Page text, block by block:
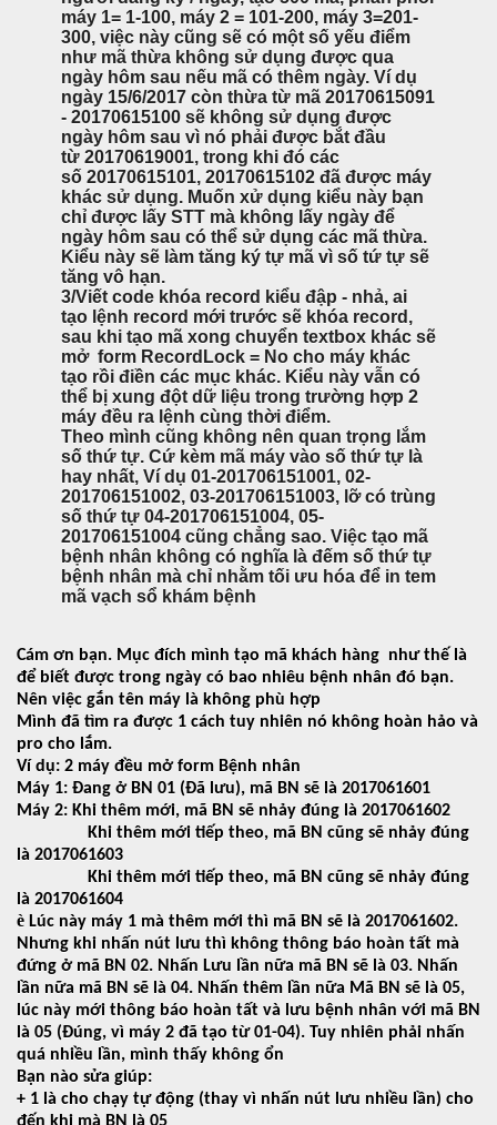
máy 1= 1-100, máy 2 = 101-200, máy 3=201-
300, việc này cũng sẽ có một số yếu điểm
như mã thừa không sử dụng được qua
ngày hôm sau nếu mã có thêm ngày. Ví dụ
ngày 15/6/2017 còn thừa từ mã 20170615091
- 20170615100 sẽ không sử dụng được
ngày hôm sau vì nó phải được bắt đầu
từ 20170619001, trong khi đó các
số 20170615101, 20170615102 đã được máy
khác sử dụng. Muốn xử dụng kiểu này bạn
chỉ được lấy STT mà không lấy ngày để
ngày hôm sau có thể sử dụng các mã thừa.
Kiểu này sẽ làm tăng ký tự mã vì số tứ tự sẽ
tăng vô hạn.
3/Viết code khóa record kiểu đập - nhả, ai
tạo lệnh record mới trước sẽ khóa record,
sau khi tạo mã xong chuyển textbox khác sẽ
mở form RecordLock = No cho máy khác
tạo rồi điền các mục khác. Kiểu này vẫn có
thể bị xung đột dữ liệu trong trường hợp 2
máy đều ra lệnh cùng thời điểm.
Theo mình cũng không nên quan trọng lắm
số thứ tự. Cứ kèm mã máy vào số thứ tự là
hay nhất, Ví dụ 01-201706151001, 02-
201706151002, 03-201706151003, lỡ có trùng
số thứ tự 04-201706151004, 05-
201706151004 cũng chẳng sao. Việc tạo mã
bệnh nhân không có nghĩa là đếm số thứ tự
bệnh nhân mà chỉ nhằm tối ưu hóa để in tem
mã vạch sổ khám bệnh
Cám ơn bạn. Mục đích mình tạo mã khách hàng như thế là
để biết được trong ngày có bao nhiêu bệnh nhân đó bạn.
Nên việc gắn tên máy là không phù hợp
Mình đã tìm ra được 1 cách tuy nhiên nó không hoàn hảo và
pro cho lắm.
Ví dụ: 2 máy đều mở form Bệnh nhân
Máy 1: Đang ở BN 01 (Đã lưu), mã BN sẽ là 2017061601
Máy 2: Khi thêm mới, mã BN sẽ nhảy đúng là 2017061602
Khi thêm mới tiếp theo, mã BN cũng sẽ nhảy đúng
là 2017061603
Khi thêm mới tiếp theo, mã BN cũng sẽ nhảy đúng
là 2017061604
è Lúc này máy 1 mà thêm mới thì mã BN sẽ là 2017061602.
Nhưng khi nhấn nút lưu thì không thông báo hoàn tất mà
đứng ở mã BN 02. Nhấn Lưu lần nữa mã BN sẽ là 03. Nhấn
lần nữa mã BN sẽ là 04. Nhấn thêm lần nữa Mã BN sẽ là 05,
lúc này mới thông báo hoàn tất và lưu bệnh nhân với mã BN
là 05 (Đúng, vì máy 2 đã tạo từ01-04). Tuy nhiên phải nhấn
quá nhiều lần, mình thấy không ổn
Bạn nào sửa giúp:
+ 1 là cho chạy tự động (thay vì nhấn nút lưu nhiều lần) cho